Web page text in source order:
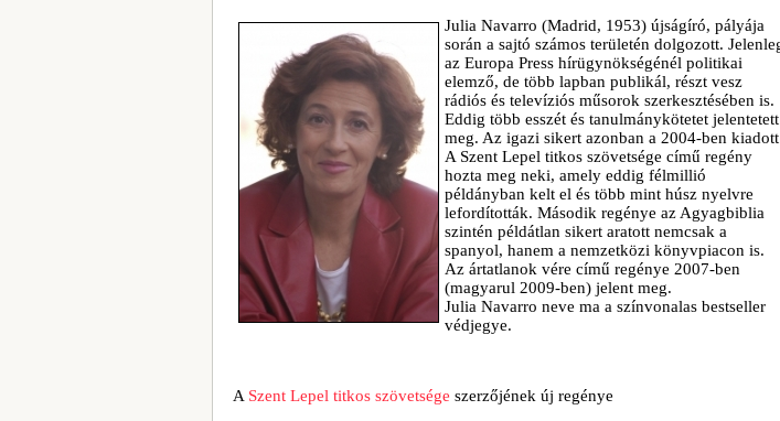
Julia Navarro (Madrid, 1953) újságíró, pályája
során a sajtó számos területén dolgozott.
az Europa Press hírügynökségénél politikai
elemző, de több lapban publikál, részt vesz
rádiós és televíziós műsorok szerkesztésében is.
Eddig több esszét és tanulmánykötetet jelentetett
meg. Az igazi sikert azonban a 2004-ben kiadott
A Szent Lepel titkos szövetsége című regény
hozta meg neki, amely eddig félmillió
példányban kelt el és több mint húsz nyelvre
lefordították. Második regénye az Agyagbiblia
szintén példátlan sikert aratott nemcsak a
spanyol, hanem a nemzetközi könyvpiacon is.
Az ártatlanok vére című regénye 2007-ben
(magyarul 2009-ben) jelent meg.
Julia Navarro neve ma a színvonalas bestseller
védjegye.
A Szent Lepel titkos szövetsége szerzőjének új regénye